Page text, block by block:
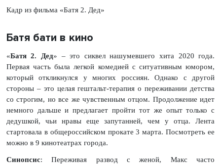
Кадр из фильма «Батя 2. Дед»
Батя бати в кино
«Батя 2. Дед» – это сиквел нашумевшего хита 2020 года.
Первая часть была легкой комедией с ситуативным юмором,
который откликнулся у многих россиян. Однако с другой
стороны – это целая гештальт-терапия о переживании детства
со строгим, но все же чувственным отцом. Продолжение идет
немного дальше и предлагает пройти тот же опыт только с
дедушкой, чьи нравы еще запутанней, чем у отца. Лента
стартовала в общероссийском прокате 3 марта. Посмотреть ее
можно в 9 кинотеатрах города.
Синопсис: Переживая развод с женой, Макс часто